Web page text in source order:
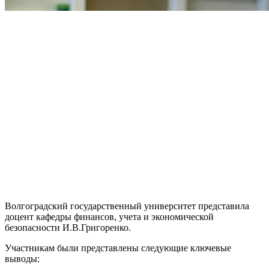
Волгоградский государственный университет представила
доцент кафедры финансов, учета и экономической
безопасности И.В.Григоренко.
Участникам были представлены следующие ключевые
выводы: